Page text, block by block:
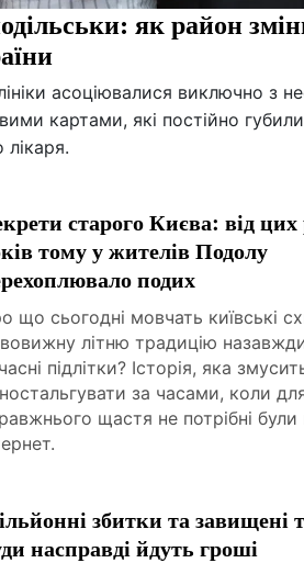
як район
асоціювалися виключно з
картами, які постійно
старого Києва: від цих
тому у жителів Подолу
подих
що сьогодні мовчать київські
літню традицію
підлітки? Історія, яка
за часами, коли
щастя не потрібні
збитки та завищені
насправді йдуть гроші